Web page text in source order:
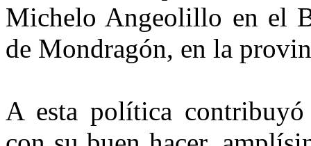
Michelo Angeolillo en el
de Mondragón, en la
A esta política contribuyó